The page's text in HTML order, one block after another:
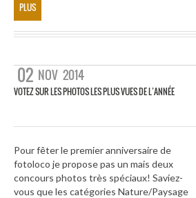
PLUS
02 NOV 2014
VOTEZ SUR LES PHOTOS LES PLUS VUES DE L’ANNÉE
Pour fêter le premier anniversaire de
fotoloco je propose pas un mais deux
concours photos très spéciaux! Saviez-
vous que les catégories Nature/Paysage